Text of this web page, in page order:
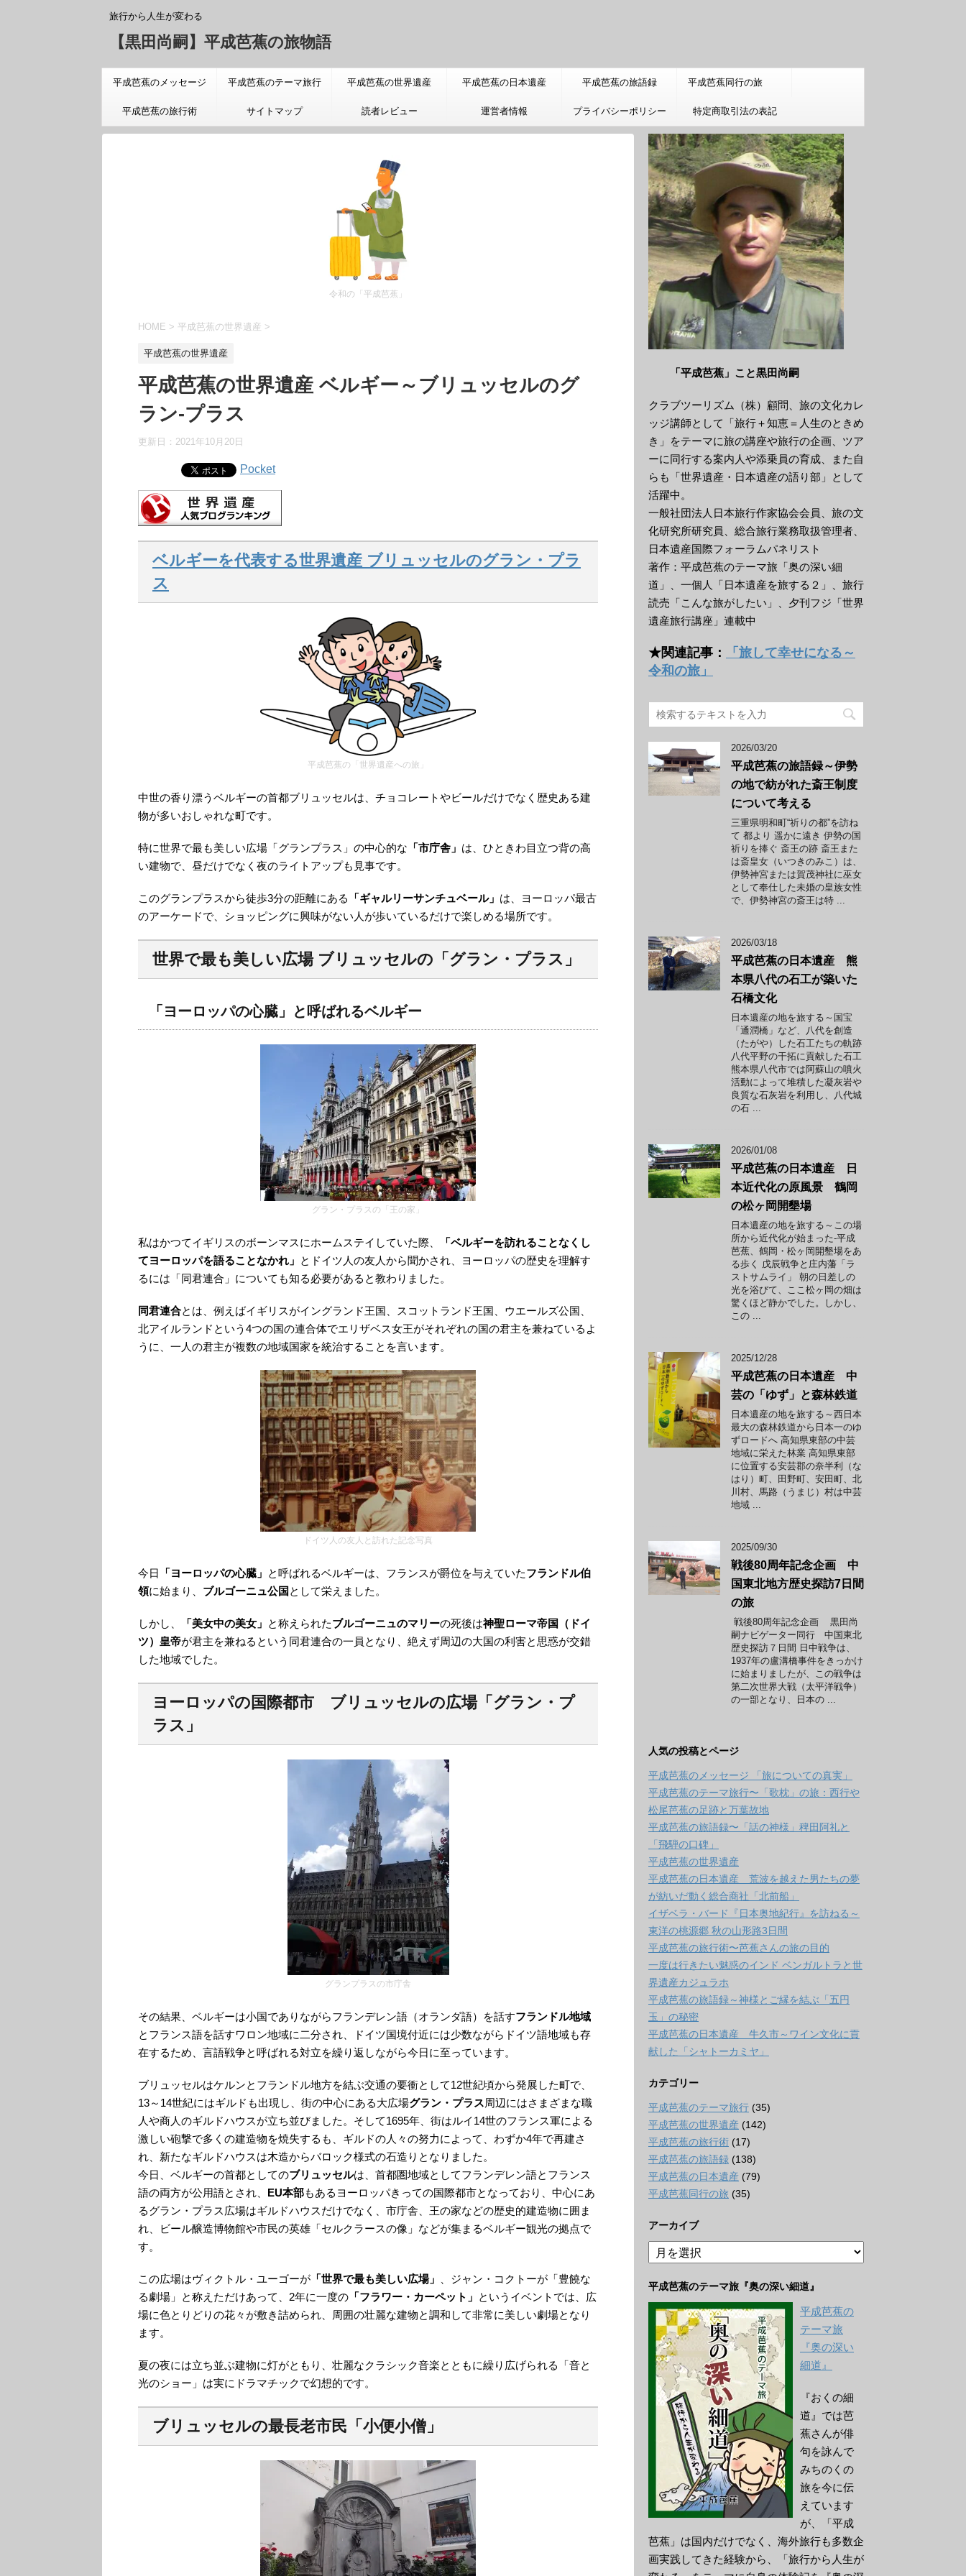
旅行から人生が変わる
【黒田尚嗣】平成芭蕉の旅物語
平成芭蕉のメッセージ
「旅についての真実」
平成芭蕉のテーマ旅行 平成芭蕉の世界遺産 平成芭蕉の日本遺産 平成芭蕉の旅語録 平成芭蕉同行の旅
平成芭蕉の旅行術 サイトマップ 読者レビュー 運営者情報 プライバシーポリシー 特定商取引法の表記
令和の「平成芭蕉」
HOME > 平成芭蕉の世界遺産 >
平成芭蕉の世界遺産
平成芭蕉の世界遺産 ベルギー～ブリュッセルのグ
ラン-プラス
更新日： 2021年10月20日
Pocket
ベルギーを代表する世界遺産 ブリュッセルのグラン・プラ
ス
平成芭蕉の「世界遺産への旅」
中世の香り漂うベルギーの首都ブリュッセルは、チョコレートやビールだけでなく歴史ある建
物が多いおしゃれな町です。
特に世界で最も美しい広場「グランプラス」の中心的な 「市庁舎」 は、ひときわ目立つ背の高
い建物で、昼だけでなく夜のライトアップも見事です。
このグランプラスから徒歩3分の距離にある 「ギャルリーサンチュベール」 は、ヨーロッパ最古
のアーケードで、ショッピングに興味がない人が歩いているだけで楽しめる場所です。
世界で最も美しい広場 ブリュッセルの「グラン・プラス」
「ヨーロッパの心臓」と呼ばれるベルギー
グラン・プラスの「王の家」
私はかつてイギリスのボーンマスにホームステイしていた際、
「ベルギーを訪れることなくし
てヨーロッパを語ることなかれ」 とドイツ人の友人から聞かされ、ヨーロッパの歴史を理解す
るには「同君連合」についても知る必要があると教わりました。
同君連合とは、例えばイギリスがイングランド王国、スコットランド王国、ウエールズ公国、
北アイルランドという4つの国の連合体でエリザベス女王がそれぞれの国の君主を兼ねているよ
うに、一人の君主が複数の地域国家を統治することを言います。
ドイツ人の友人と訪れた記念写真
今日 「ヨーロッパの心臓」 と呼ばれるベルギーは、フランスが爵位を与えていたフランドル伯
領に始まり、 ブルゴーニュ公国 として栄えました。
しかし、 「美女中の美女」 と称えられたブルゴーニュのマリーの死後は神聖ローマ帝国（ドイ
ツ）皇帝が君主を兼ねるという同君連合の一員となり、絶えず周辺の大国の利害と思惑が交錯
した地域でした。
ヨーロッパの国際都市 ブリュッセルの広場「グラン・プ
ラス」
グランプラスの市庁舎
その結果、ベルギーは小国でありながらフランデレン語（オランダ語）を話すフランドル地域
とフランス語を話すワロン地域に二分され、ドイツ国境付近には少数ながらドイツ語地域も存
在するため、言語戦争と呼ばれる対立を繰り返しながら今日に至っています。
ブリュッセルはケルンとフランドル地方を結ぶ交通の要衝として12世紀頃から発展した町で、
13～14世紀にはギルドも出現し、街の中心にある大広場グラン・プラス周辺にはさまざまな職
人や商人のギルドハウスが立ち並びました。そして1695年、街はルイ14世のフランス軍による
激しい砲撃で多くの建造物を焼失するも、ギルドの人々の努力によって、わずか4年で再建さ
れ、新たなギルドハウスは木造からバロック様式の石造りとなりました。
今日、ベルギーの首都としてのブリュッセルは、首都圏地域としてフランデレン語とフランス
語の両方が公用語とされ、 EU本部もあるヨーロッパきっての国際都市となっており、中心にあ
るグラン・プラス広場はギルドハウスだけでなく、市庁舎、王の家などの歴史的建造物に囲ま
れ、ビール醸造博物館や市民の英雄「セルクラースの像」などが集まるベルギー観光の拠点で
す。
この広場はヴィクトル・ユーゴーが 「世界で最も美しい広場」
、ジャン・コクトーが「豊饒な
る劇場」と称えただけあって、2年に一度の 「フラワー・カーペット」 というイベントでは、広
場に色とりどりの花々が敷き詰められ、周囲の壮麗な建物と調和して非常に美しい劇場となり
ます。
夏の夜には立ち並ぶ建物に灯がともり、壮麗なクラシック音楽とともに繰り広げられる「音と
光のショー」は実にドラマチックで幻想的です。
ブリュッセルの最長老市民「小便小僧」
「平成芭蕉」こと黒田尚嗣
クラブツーリズム（株）顧問、旅の文化カレ
ッジ講師として「旅行＋知恵＝人生のときめ
き」をテーマに旅の講座や旅行の企画、ツア
ーに同行する案内人や添乗員の育成、また自
らも「世界遺産・日本遺産の語り部」として
活躍中。
一般社団法人日本旅行作家協会会員、旅の文
化研究所研究員、総合旅行業務取扱管理者、
日本遺産国際フォーラムパネリスト
著作：平成芭蕉のテーマ旅「奥の深い細
道」、一個人「日本遺産を旅する２」、旅行
読売「こんな旅がしたい」、夕刊フジ「世界
遺産旅行講座」連載中
★関連記事：
「旅して幸せになる～
令和の旅」
2026/03/20
平成芭蕉の旅語録～伊勢
の地で紡がれた斎王制度
について考える
三重県明和町“祈りの都”を訪ね
て 都より 遥かに遠き 伊勢の国
祈りを捧ぐ 斎王の跡 斎王また
は斎皇女（いつきのみこ）は、
伊勢神宮または賀茂神社に巫女
として奉仕した未婚の皇族女性
で、伊勢神宮の斎王は特 ...
2026/03/18
平成芭蕉の日本遺産 熊
本県八代の石工が築いた
石橋文化
日本遺産の地を旅する～国宝
「通潤橋」など、八代を創造
（たがや）した石工たちの軌跡
八代平野の干拓に貢献した石工
熊本県八代市では阿蘇山の噴火
活動によって堆積した凝灰岩や
良質な石灰岩を利用し、八代城
の石 ...
2026/01/08
平成芭蕉の日本遺産 日
本近代化の原風景 鶴岡
の松ヶ岡開墾場
日本遺産の地を旅する～この場
所から近代化が始まった-平成
芭蕉、鶴岡・松ヶ岡開墾場をあ
る歩く 戊辰戦争と庄内藩「ラ
ストサムライ」 朝の日差しの
光を浴びて、ここ松ヶ岡の畑は
驚くほど静かでした。しかし、
この ...
2025/12/28
平成芭蕉の日本遺産 中
芸の「ゆず」と森林鉄道
日本遺産の地を旅する～西日本
最大の森林鉄道から日本一のゆ
ずロードへ 高知県東部の中芸
地域に栄えた林業 高知県東部
に位置する安芸郡の奈半利（な
はり）町、田野町、安田町、北
川村、馬路（うまじ）村は中芸
地域 ...
2025/09/30
戦後80周年記念企画 中
国東北地方歴史探訪7日間
の旅
戦後80周年記念企画 黒田尚
嗣ナビゲーター同行 中国東北
歴史探訪７日間 日中戦争は、
1937年の盧溝橋事件をきっかけ
に始まりましたが、この戦争は
第二次世界大戦（太平洋戦争）
の一部となり、日本の ...
人気の投稿とページ
平成芭蕉のメッセージ 「旅についての真実」
平成芭蕉のテーマ旅行〜「歌枕」の旅：西行や
松尾芭蕉の足跡と万葉故地
平成芭蕉の旅語録〜「話の神様」稗田阿礼と
「飛騨の口碑」
平成芭蕉の世界遺産
平成芭蕉の日本遺産 荒波を越えた男たちの夢
が紡いだ動く総合商社「北前船」
イザベラ・バード『日本奥地紀行』を訪ねる～
東洋の桃源郷 秋の山形路3日間
平成芭蕉の旅行術〜芭蕉さんの旅の目的
一度は行きたい魅惑のインド ベンガルトラと世
界遺産カジュラホ
平成芭蕉の旅語録～神様とご縁を結ぶ「五円
玉」の秘密
平成芭蕉の日本遺産 牛久市～ワイン文化に貢
献した「シャトーカミヤ」
カテゴリー
平成芭蕉のテーマ旅行 (35)
平成芭蕉の世界遺産 (142)
平成芭蕉の旅行術 (17)
平成芭蕉の旅語録 (138)
平成芭蕉の日本遺産 (79)
平成芭蕉同行の旅 (35)
アーカイブ
ア
ー
イ
ブ
平成芭蕉のテーマ旅『奥の深い細道』
平成芭蕉の
テーマ旅
『奥の深い
細道』
『おくの細
道』では芭
蕉さんが俳
句を詠んで
みちのくの
旅を今に伝
えています
が、「平成
芭蕉」は国内だけでなく、海外旅行も多数企
画実践してきた経験から、「旅行から人生が